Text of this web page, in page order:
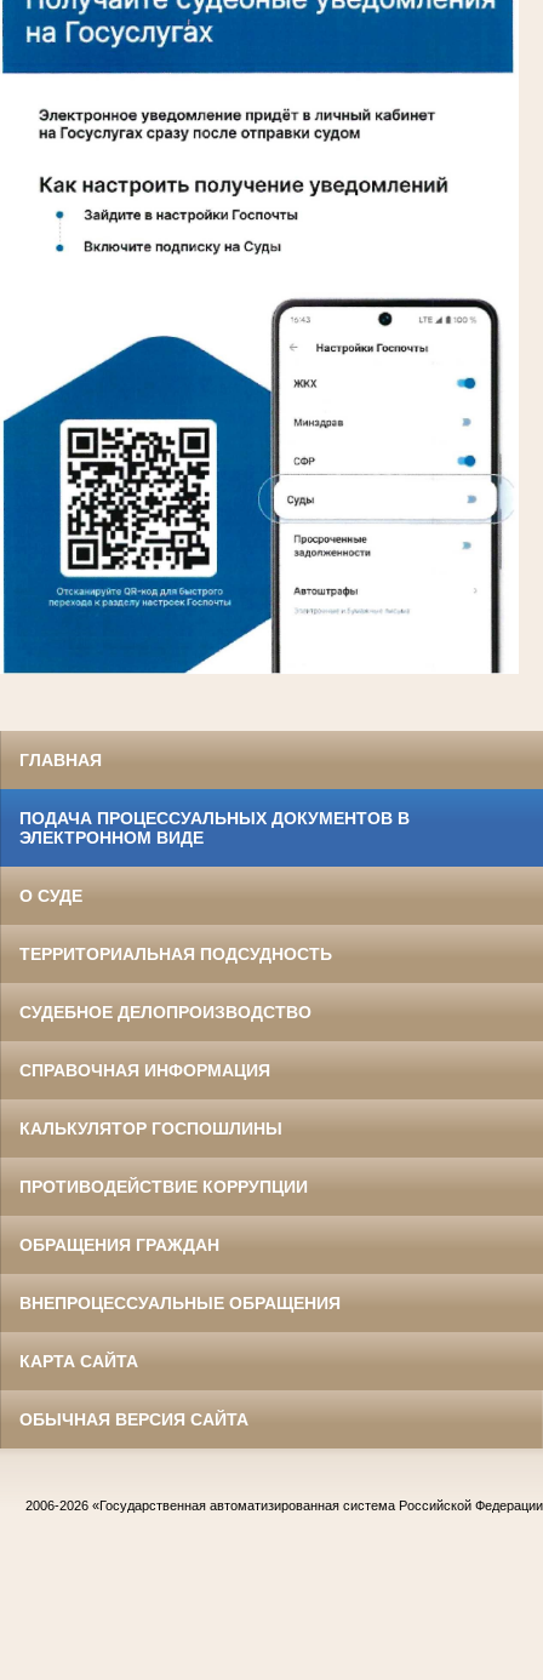
ГЛАВНАЯ
ПОДАЧА ПРОЦЕССУАЛЬНЫХ ДОКУМЕНТОВ В
ЭЛЕКТРОННОМ ВИДЕ
О СУДЕ
ТЕРРИТОРИАЛЬНАЯ ПОДСУДНОСТЬ
СУДЕБНОЕ ДЕЛОПРОИЗВОДСТВО
СПРАВОЧНАЯ ИНФОРМАЦИЯ
КАЛЬКУЛЯТОР ГОСПОШЛИНЫ
ПРОТИВОДЕЙСТВИЕ КОРРУПЦИИ
ОБРАЩЕНИЯ ГРАЖДАН
ВНЕПРОЦЕССУАЛЬНЫЕ ОБРАЩЕНИЯ
КАРТА САЙТА
ОБЫЧНАЯ ВЕРСИЯ САЙТА
2006-2026 «Государственная автоматизированная система Российской